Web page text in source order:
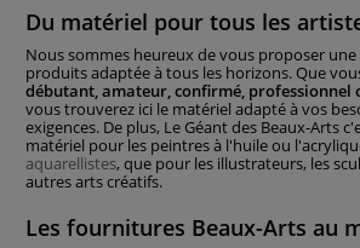
Du matériel pour tous les
Nous sommes heureux de vous proposer
produits adaptée à tous les horizons. Que
débutant, amateur, confirmé, professionnel
vous trouverez ici le matériel adapté à vos
exigences. De plus, Le Géant des Beaux-Arts
matériel pour les peintres à l'huile ou
aquarellistes, que pour les illustrateurs, les
autres arts créatifs.
Les fournitures Beaux-Arts au